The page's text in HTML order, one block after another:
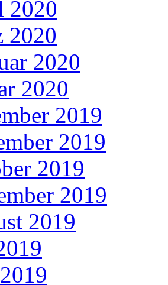
2020
2020
2020
2020
2019
2019
2019
2019
2019